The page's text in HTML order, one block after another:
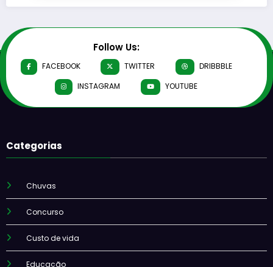
Follow Us:
FACEBOOK TWITTER
DRIBBBLE
INSTAGRAM
YOUTUBE
Categorias
Chuvas
Concurso
Custo de vida
Educação